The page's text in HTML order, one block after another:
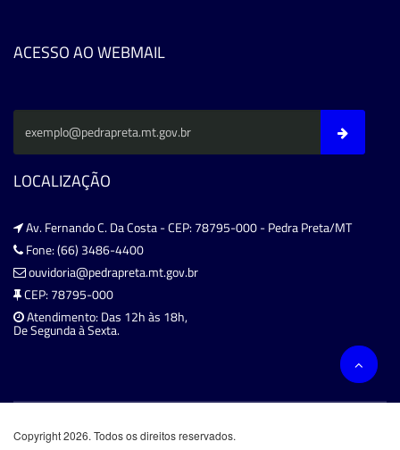
ACESSO AO WEBMAIL
LOCALIZAÇÃO
Av. Fernando C. Da Costa - CEP: 78795-000 - Pedra Preta/MT
Fone: (66) 3486-4400
ouvidoria@pedrapreta.mt.gov.br
CEP: 78795-000
Atendimento: Das 12h às 18h,
De Segunda à Sexta.
Copyright 2026. Todos os direitos reservados.